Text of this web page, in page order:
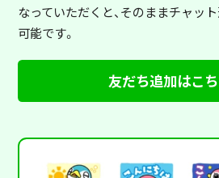
なっていただくと、そのままチャッ
可能です。
友だち追加はこ